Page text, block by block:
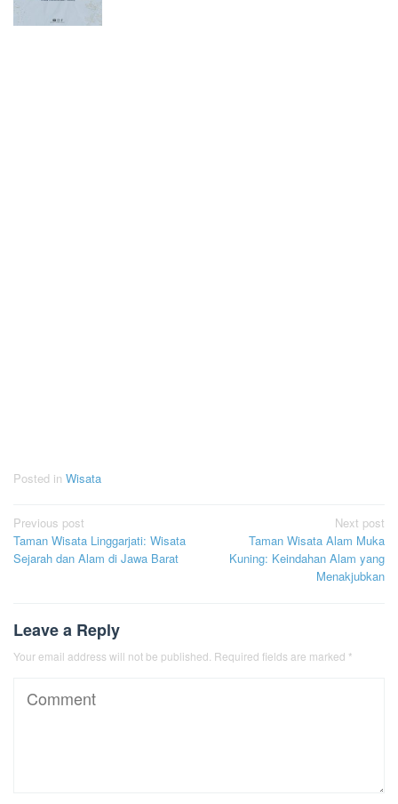
Posted in Wisata
Post
navigation
Previous post
Taman Wisata Linggarjati: Wisata
Sejarah dan Alam di Jawa Barat
Next post
Taman Wisata Alam Muka
Kuning: Keindahan Alam yang
Menakjubkan
Leave a Reply
Your email address will not be published. Required fields are marked *